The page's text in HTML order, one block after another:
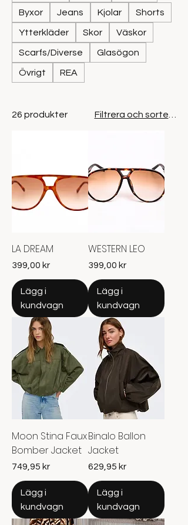
Byxor Jeans Kjolar Shorts
Ytterkläder Skor Väskor
Scarfs/Diverse Glasögon
Övrigt REA
26 produkter Filtrera och sortera
LA DREAM
Pris
399,00 kr
Lägg i
kundvagn
WESTERN LEO
Pris
399,00 kr
Lägg i
kundvagn
Moon Stina Faux
Bomber Jacket
Pris
749,95 kr
Lägg i
kundvagn
Binalo Ballon
Jacket
Pris
629,95 kr
Lägg i
kundvagn